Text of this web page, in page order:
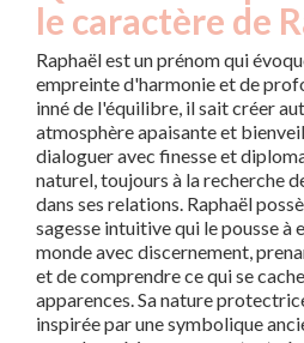
le caractère de
Raphaël est un prénom qui
empreinte d'harmonie et de
inné de l'équilibre, il sait créer
atmosphère apaisante et
dialoguer avec finesse et
naturel, toujours à la recherche
dans ses relations. Raphaël
sagesse intuitive qui le pousse à
monde avec discernement,
et de comprendre ce qui se
apparences. Sa nature
inspirée par une symbolique